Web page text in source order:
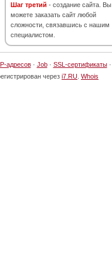
Шаг третий - создание сайта. Вы
можете заказать сайт любой
сложности, связавшись с нашим
специалистом.
адресов· Job· SSL-сертификаты·
через i7.RU Whois